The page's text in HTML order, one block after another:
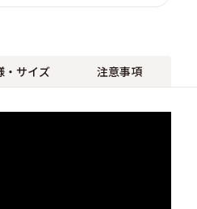
・サイズ 注意事項